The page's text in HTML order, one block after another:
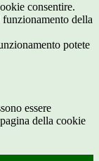
consentire.
della
potete
essere
della cookie